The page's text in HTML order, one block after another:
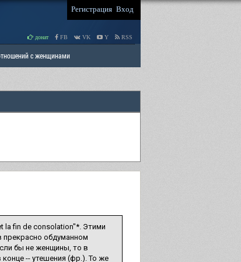
Регистрация Вход
донат FB VK Y RSS
с женщинами
la fin de consolation"*. Этими
обдуманном
бы не женщины, то в
-- утешения (фр.). То же